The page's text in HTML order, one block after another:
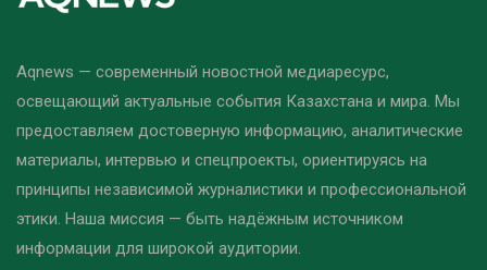
Aqnews — современный новостной медиаресурс,
освещающий актуальные события Казахстана и мира. Мы
предоставляем достоверную информацию, аналитические
материалы, интервью и спецпроекты, ориентируясь на
принципы независимой журналистики и профессиональной
этики. Наша миссия — быть надёжным источником
информации для широкой аудитории.